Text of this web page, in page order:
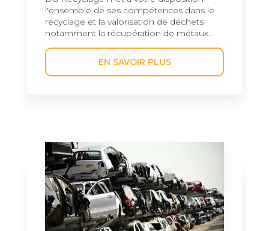
l'ensemble de ses compétences dans le
recyclage et la valorisation de déchets
notamment la récupération de métaux...
EN SAVOIR PLUS